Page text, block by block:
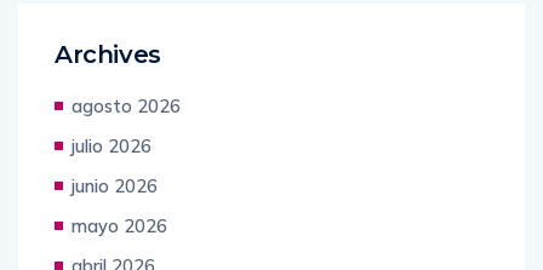
Archives
agosto 2026
julio 2026
junio 2026
mayo 2026